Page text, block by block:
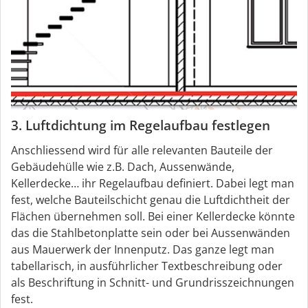
3. Luftdichtung im Regelaufbau festlegen
Anschliessend wird für alle relevanten Bauteile der
Gebäudehülle wie z.B. Dach, Aussenwände,
Kellerdecke… ihr Regelaufbau definiert. Dabei legt man
fest, welche Bauteilschicht genau die Luftdichtheit der
Flächen übernehmen soll. Bei einer Kellerdecke könnte
das die Stahlbetonplatte sein oder bei Aussenwänden
aus Mauerwerk der Innenputz. Das ganze legt man
tabellarisch, in ausführlicher Textbeschreibung oder
als Beschriftung in Schnitt- und Grundrisszeichnungen
fest.